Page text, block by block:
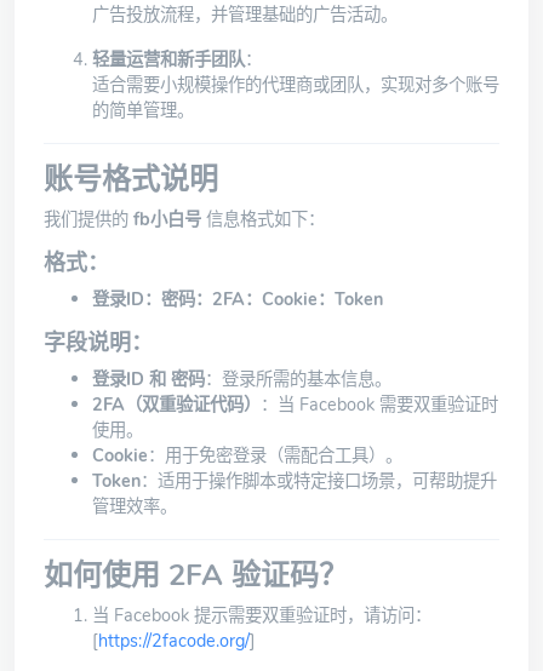
广告投放流程，并管理基础的广告活动。
轻量运营和新手团队：
适合需要小规模操作的代理商或团队，实现对多个账号
的简单管理。
账号格式说明
我们提供的 fb小白号 信息格式如下：
格式：
登录ID：密码：2FA：Cookie：Token
字段说明：
登录ID 和 密码：登录所需的基本信息。
2FA（双重验证代码） ：当 Facebook 需要双重验证时
使用。
Cookie：用于免密登录（需配合工具）。
Token：适用于操作脚本或特定接口场景，可帮助提升
管理效率。
如何使用 2FA 验证码？
当 Facebook 提示需要双重验证时，请访问：
[https://2facode.org/]